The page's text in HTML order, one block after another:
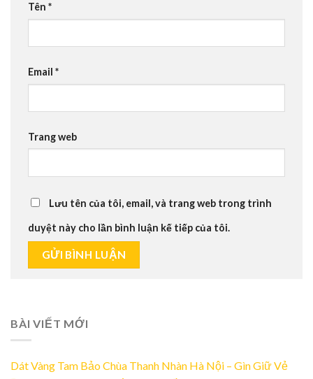
Tên *
Email *
Trang web
Lưu tên của tôi, email, và trang web trong trình
duyệt này cho lần bình luận kế tiếp của tôi.
BÀI VIẾT MỚI
Dát Vàng Tam Bảo Chùa Thanh Nhàn Hà Nội – Gìn Giữ Vẻ